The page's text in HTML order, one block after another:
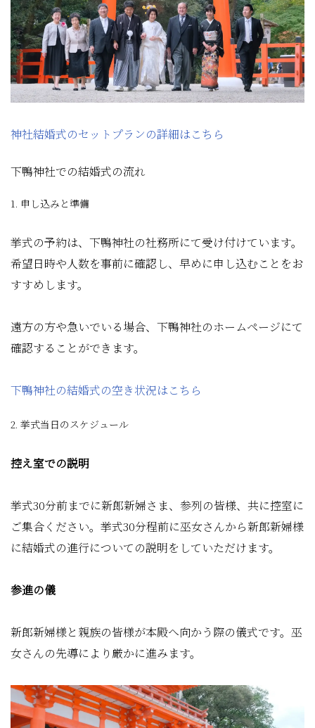
神社結婚式のセットプランの詳細はこちら
下鴨神社での結婚式の流れ
1. 申し込みと準備
挙式の予約は、下鴨神社の社務所にて受け付けています。
希望日時や人数を事前に確認し、早めに申し込むことをお
すすめします。
遠方の方や急いでいる場合、下鴨神社のホームページにて
確認することができます。
下鴨神社の結婚式の空き状況はこちら
2. 挙式当日のスケジュール
控え室での説明
挙式30分前までに新郎新婦さま、参列の皆様、共に控室に
ご集合ください。挙式30分程前に巫女さんから新郎新婦様
に結婚式の進行についての説明をしていただけます。
参進の儀
新郎新婦様と親族の皆様が本殿へ向かう際の儀式です。巫
女さんの先導により厳かに進みます。